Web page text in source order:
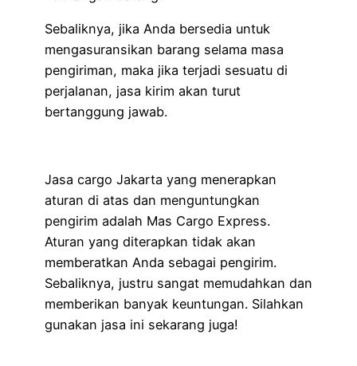
Sebaliknya, jika Anda bersedia untuk
mengasuransikan barang selama masa
pengiriman, maka jika terjadi sesuatu di
perjalanan, jasa kirim akan turut
bertanggung jawab.
Jasa cargo Jakarta yang menerapkan
aturan di atas dan menguntungkan
pengirim adalah Mas Cargo Express.
Aturan yang diterapkan tidak akan
memberatkan Anda sebagai pengirim.
Sebaliknya, justru sangat memudahkan dan
memberikan banyak keuntungan. Silahkan
gunakan jasa ini sekarang juga!